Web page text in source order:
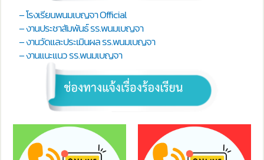
– โรงเรียนพนมเบญจา Official
– งานประชาสัมพันธ์ รร.พนมเบญจา
– งานวัดและประเมินผล รร.พนมเบญจา
– งานแนะแนว รร.พนมเบญจา